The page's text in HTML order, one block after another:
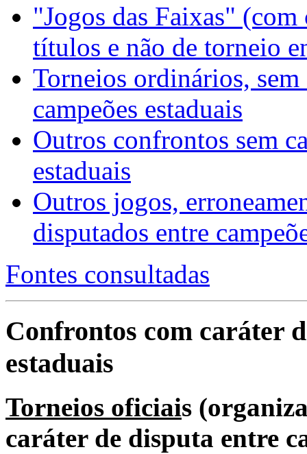
"Jogos das Faixas" (com
títulos e não de torneio
Torneios ordinários,
campeões estaduais
Outros confrontos sem
estaduais
Outros jogos,
disputados entre
Fontes consultadas
Confrontos com caráter
estaduais
Torneios oficiais
caráter de disputa entre